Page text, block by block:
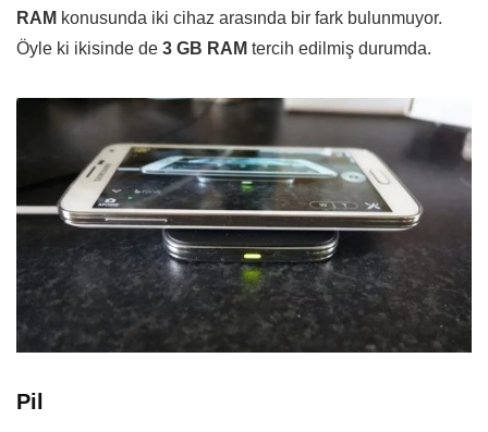
RAM konusunda iki cihaz arasında bir fark bulunmuyor.
Öyle ki ikisinde de 3 GB RAM tercih edilmiş durumda.
Pil